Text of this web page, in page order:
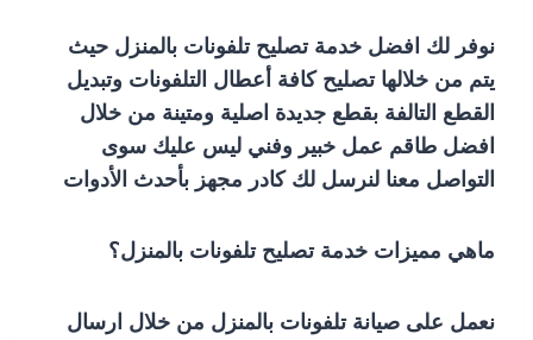
نوفر لك افضل خدمة تصليح تلفونات بالمنزل حيث
يتم من خلالها تصليح كافة أعطال التلفونات وتبديل
القطع التالفة بقطع جديدة اصلية ومتينة من خلال
افضل طاقم عمل خبير وفني ليس عليك سوى
التواصل معنا لنرسل لك كادر مجهز بأحدث الأدوات
ماهي مميزات خدمة تصليح تلفونات بالمنزل؟
نعمل على صيانة تلفونات بالمنزل من خلال ارسال